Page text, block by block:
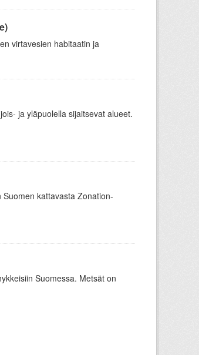
virtavesien habitaatin ja
ja yläpuolella sijaitsevat alueet.
kattavasta Zonation-
Suomessa. Metsät on